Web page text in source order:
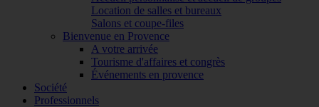
Location de salles et bureaux
Salons et coupe-files
Bienvenue en Provence
A votre arrivée
Tourisme d'affaires et congrès
Événements en provence
Société
Professionnels